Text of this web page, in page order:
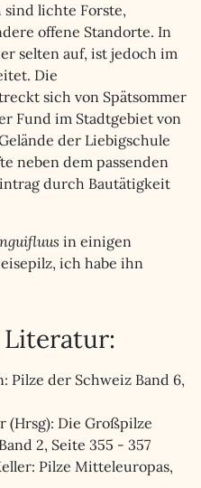
lichte Forste,
offene Standorte. In
selten auf, ist jedoch im
Die
sich von Spätsommer
Fund im Stadtgebiet von
der Liebigschule
neben dem passenden
durch Bautätigkeit
in einigen
ich habe ihn
Pilze der Schweiz Band 6,
(Hrsg): Die Großpilze
2, Seite 355 - 357
Pilze Mitteleuropas,